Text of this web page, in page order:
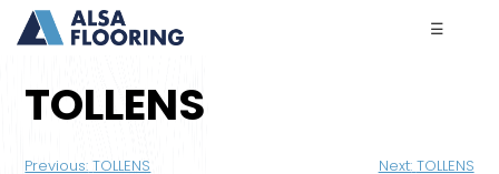
☰
TOLLENS
Previous: TOLLENS Next: TOLLENS